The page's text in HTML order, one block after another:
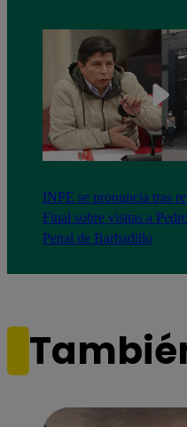
INPE se pronuncia tras
Final sobre visitas a
Penal de Barbadillo